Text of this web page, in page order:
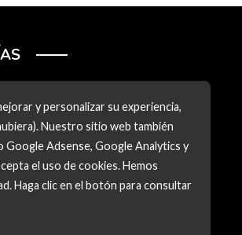
y personalizar su experiencia,
Nuestro sitio web también
Adsense, Google Analytics y
el uso de cookies. Hemos
Haga clic en el botón para consultar
social